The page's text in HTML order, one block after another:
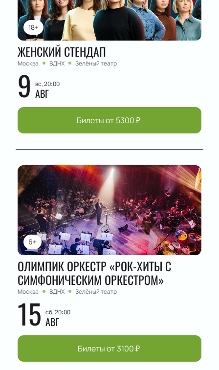
18+
ЖЕНСКИЙ СТЕНДАП
Москва ВДНХ Зелёный театр
9 вс, 20:00
АВГ
Билеты от 5300₽
6+
ОЛИМПИК ОРКЕСТР «РОК-ХИТЫ С
СИМФОНИЧЕСКИМ ОРКЕСТРОМ»
Москва ВДНХ Зелёный театр
15 сб, 20:00
АВГ
Билеты от 3100₽